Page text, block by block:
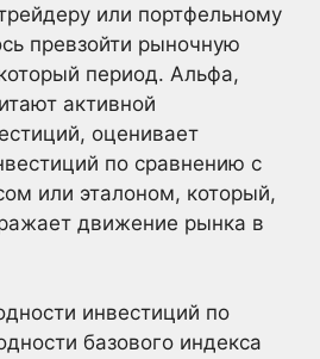
или портфельному
превзойти рыночную
период. Альфа,
активной
оценивает
по сравнению с
или эталоном, который,
движение рынка в
инвестиций по
базового индекса